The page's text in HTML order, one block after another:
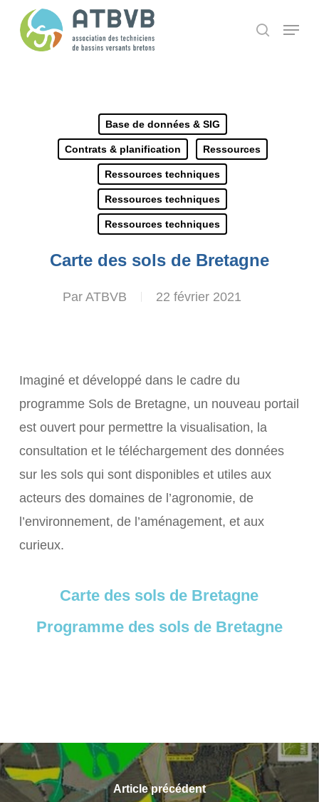
search
Menu
Base de données & SIG
Contrats & planification Ressources
Ressources techniques
Ressources techniques
Ressources techniques
Carte des sols de Bretagne
Par ATBVB 22 février 2021
Imaginé et développé dans le cadre du
programme Sols de Bretagne, un nouveau portail
est ouvert pour permettre la visualisation, la
consultation et le téléchargement des données
sur les sols qui sont disponibles et utiles aux
acteurs des domaines de l’agronomie, de
l’environnement, de l’aménagement, et aux
curieux.
Carte des sols de Bretagne
Programme des sols de Bretagne
Article précédent
Panneau de gestion des cookies